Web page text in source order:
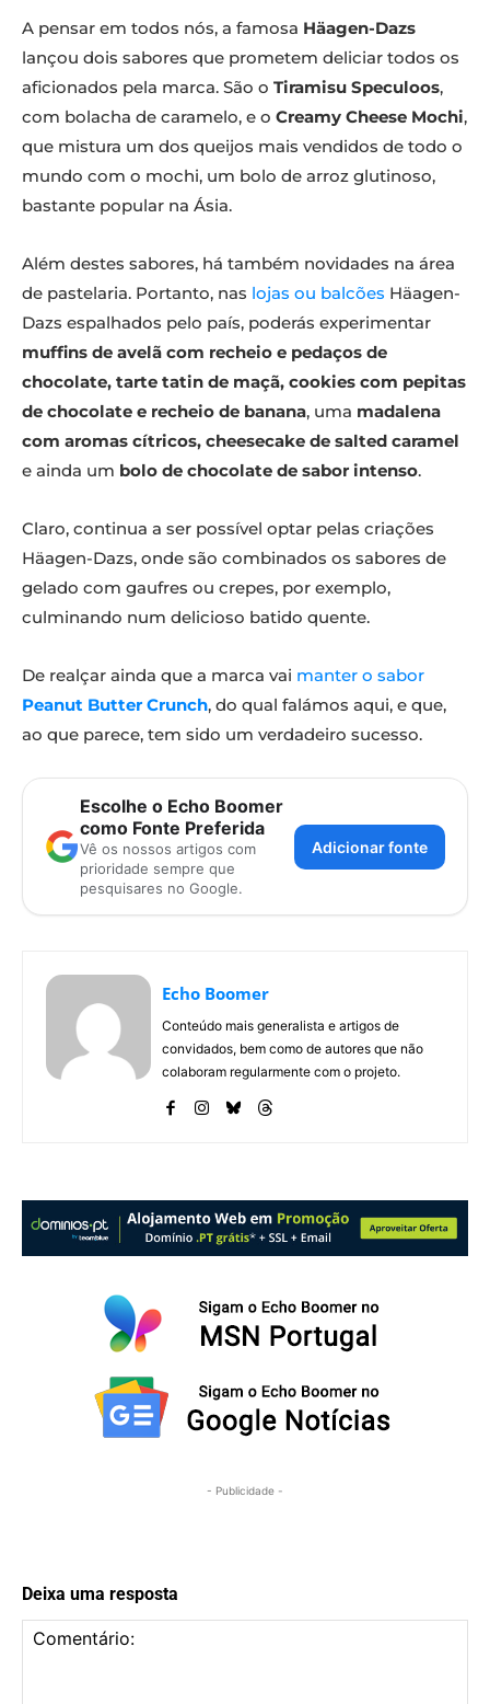
A pensar em todos nós, a famosa Häagen-Dazs
lançou dois sabores que prometem deliciar todos os
aficionados pela marca. São o Tiramisu Speculoos,
com bolacha de caramelo, e o Creamy Cheese Mochi,
que mistura um dos queijos mais vendidos de todo o
mundo com o mochi, um bolo de arroz glutinoso,
bastante popular na Ásia.
Além destes sabores, há também novidades na área
de pastelaria. Portanto, nas lojas ou balcões Häagen-
Dazs espalhados pelo país, poderás experimentar
muffins de avelã com recheio e pedaços de
chocolate, tarte tatin de maçã, cookies com pepitas
de chocolate e recheio de banana, uma madalena
com aromas cítricos, cheesecake de salted caramel
e ainda um bolo de chocolate de sabor intenso.
Claro, continua a ser possível optar pelas criações
Häagen-Dazs, onde são combinados os sabores de
gelado com gaufres ou crepes, por exemplo,
culminando num delicioso batido quente.
De realçar ainda que a marca vai manter o sabor
Peanut Butter Crunch, do qual falámos aqui, e que,
ao que parece, tem sido um verdadeiro sucesso.
Escolhe o Echo Boomer
como Fonte Preferida
Vê os nossos artigos com
prioridade sempre que
pesquisares no Google.
Adicionar fonte
Echo Boomer
Conteúdo mais generalista e artigos de
convidados, bem como de autores que não
colaboram regularmente com o projeto.
- Publicidade -
Deixa uma resposta